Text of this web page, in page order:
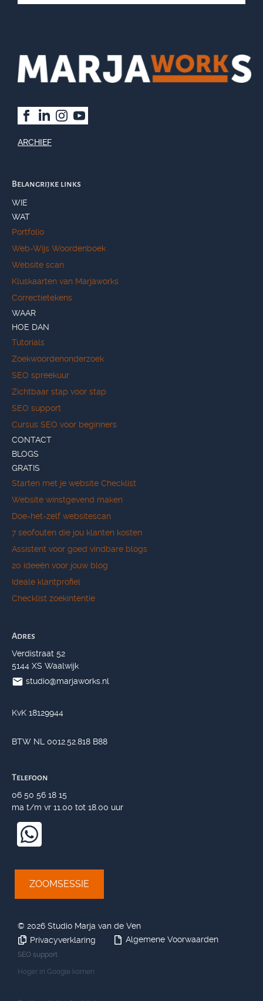
ARCHIEF
Belangrijke links
WIE
WAT
Portfolio
Web-Wijs Woordenboek
Website scan
Kluskaarten van Marjaworks
Correctietekens
WAAR
HOE DAN
Tutorials
Zoekwoordenonderzoek
SEO spreekuur
Zichtbaar stap voor stap
SEO support
Cursus SEO voor beginners
CONTACT
BLOGS
GRATIS
Starten met je website Checklist
Website winstgevend maken
Doe-het-zelf websitescan
7 seofouten die jou klanten kosten
Assistent voor goed vindbare blogs
20 ideeën voor jouw blog
Ideale klantprofiel
Checklist zoekintentie
Adres
Verdistraat 52
5144 XS Waalwijk
studio@marjaworks.nl
KvK 18129944
BTW NL 0012.52.818 B88
Telefoon
06 50 56 18 15
ma t/m vr 11.00 tot 18.00 uur
ZOOMSESSIE
© 2026 Studio Marja van de Ven
Privacyverklaring
Algemene Voorwaarden
SEO support
Hoger in Google komen